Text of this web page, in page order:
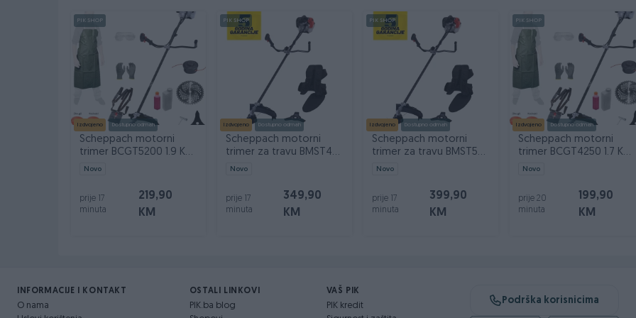
Dodatne informacije:Nazivna struja: 3.7 A
Kontakt: 065/883-888
Dostava brzom poštom (24-48h)
Robu dobijate na kućnu adresu, pogledate je i tek onda plaćate dostavljaču/poštaru.
Plaćanje gotovinski ili žiralno.
www.masineialati.ba
info@masineialati.ba
PIK SHOP
Izdvojeno Dostupno odmah
Scheppach motorni
trimer BCGT5200 1.9 KS
sa opremom
Novo
219,90
KM
prije 17
minuta
PIK SHOP
Izdvojeno Dostupno odmah
Scheppach motorni
trimer za travu BMST43-
PRO 1.7 KS
Novo
349,90
KM
prije 17
minuta
PIK SHOP
Izdvojeno Dostupno odmah
Scheppach motorni
trimer za travu BMST52-
PRO 1.9 KS
Novo
399,90
KM
prije 17
minuta
PIK SHOP
Izdvojeno Dostupno odmah
Scheppach motorni
trimer BCGT4250 1.7 KS
sa opremom
Novo
199,90
KM
prije 20
minuta
INFORMACIJE I KONTAKT
O nama
OSTALI LINKOVI
PIK.ba blog
VAŠ PIK
PIK kredit
Podrška korisnicima